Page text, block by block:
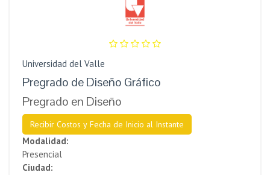
Universidad del Valle
Pregrado de Diseño Gráfico
Pregrado en Diseño
Recibir Costos y Fecha de Inicio al Instante
Modalidad:
Presencial
Ciudad: